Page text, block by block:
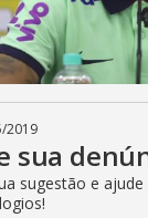
2019
sua
sugestão e